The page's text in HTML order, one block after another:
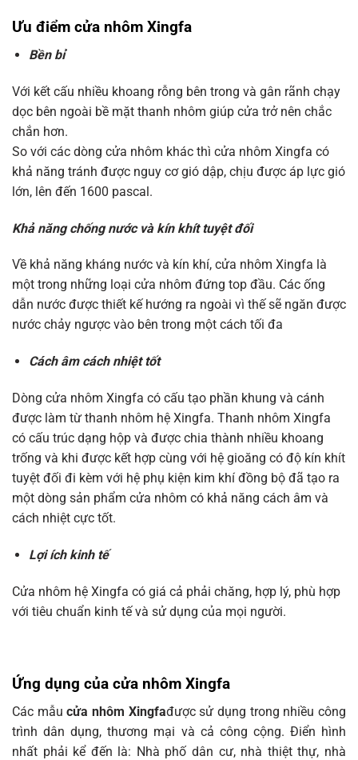
Ưu điểm cửa nhôm Xingfa
Bền bỉ
Với kết cấu nhiều khoang rỗng bên trong và gân rãnh chạy
dọc bên ngoài bề mặt thanh nhôm giúp cửa trở nên chắc
chắn hơn.
So với các dòng cửa nhôm khác thì cửa nhôm Xingfa có
khả năng tránh được nguy cơ gió dập, chịu được áp lực gió
lớn, lên đến 1600 pascal.
Khả năng chống nước và kín khít tuyệt đối
Về khả năng kháng nước và kín khí, cửa nhôm Xingfa là
một trong những loại cửa nhôm đứng top đầu. Các ống
dẫn nước được thiết kế hướng ra ngoài vì thế sẽ ngăn được
nước chảy ngược vào bên trong một cách tối đa
Cách âm cách nhiệt tốt
Dòng cửa nhôm Xingfa có cấu tạo phần khung và cánh
được làm từ thanh nhôm hệ Xingfa. Thanh nhôm Xingfa
có cấu trúc dạng hộp và được chia thành nhiều khoang
trống và khi được kết hợp cùng với hệ gioăng có độ kín khít
tuyệt đối đi kèm với hệ phụ kiện kim khí đồng bộ đã tạo ra
một dòng sản phẩm cửa nhôm có khả năng cách âm và
cách nhiệt cực tốt.
Lợi ích kinh tế
Cửa nhôm hệ Xingfa có giá cả phải chăng, hợp lý, phù hợp
với tiêu chuẩn kinh tế và sử dụng của mọi người.
Ứng dụng của cửa nhôm Xingfa
Các mẫucửa nhôm Xingfađược sử dụng trong nhiều công
trình dân dụng, thương mại và cả công cộng. Điển hình
nhất phải kể đến là: Nhà phố dân cư, nhà thiệt thự, nhà